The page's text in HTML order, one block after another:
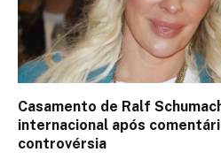
Casamento de Ralf
internacional após
controvérsia